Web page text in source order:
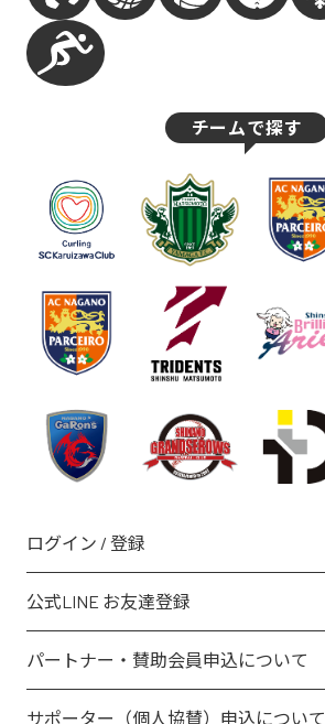
チームで探す
ログイン / 登録
公式LINE お友達登録
パートナー・賛助会員申込について
サポーター（個人協賛）申込について